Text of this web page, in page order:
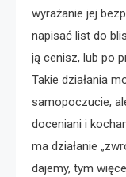
wyrażanie jej
napisać list do
ją cenisz, lub po
Takie działania
samopoczucie,
doceniani i
ma działanie
dajemy, tym